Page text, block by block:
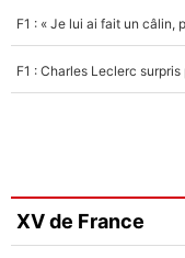
XV de France